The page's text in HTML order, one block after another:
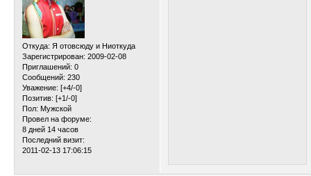
Откуда: Я отовсюду и Ниоткуда
Зарегистрирован: 2009-02-08
Приглашений: 0
Сообщений: 230
Уважение: [+4/-0]
Позитив: [+1/-0]
Пол: Мужской
Провел на форуме:
8 дней 14 часов
Последний визит:
2011-02-13 17:06:15